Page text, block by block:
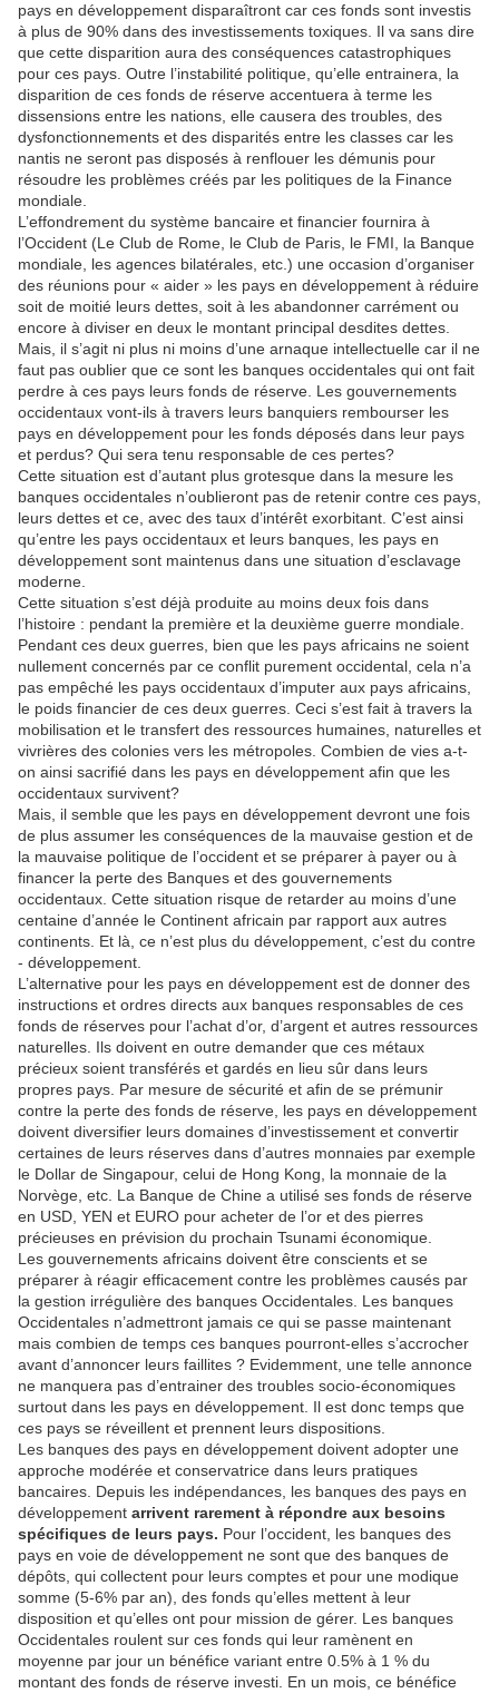
pays en développement disparaîtront car ces fonds sont investis
à plus de 90% dans des investissements toxiques. Il va sans dire
que cette disparition aura des conséquences catastrophiques
pour ces pays. Outre l’instabilité politique, qu’elle entrainera, la
disparition de ces fonds de réserve accentuera à terme les
dissensions entre les nations, elle causera des troubles, des
dysfonctionnements et des disparités entre les classes car les
nantis ne seront pas disposés à renflouer les démunis pour
résoudre les problèmes créés par les politiques de la Finance
mondiale.
L’effondrement du système bancaire et financier fournira à
l’Occident (Le Club de Rome, le Club de Paris, le FMI, la Banque
mondiale, les agences bilatérales, etc.) une occasion d’organiser
des réunions pour « aider » les pays en développement à réduire
soit de moitié leurs dettes, soit à les abandonner carrément ou
encore à diviser en deux le montant principal desdites dettes.
Mais, il s’agit ni plus ni moins d’une arnaque intellectuelle car il ne
faut pas oublier que ce sont les banques occidentales qui ont fait
perdre à ces pays leurs fonds de réserve. Les gouvernements
occidentaux vont-ils à travers leurs banquiers rembourser les
pays en développement pour les fonds déposés dans leur pays
et perdus? Qui sera tenu responsable de ces pertes?
Cette situation est d’autant plus grotesque dans la mesure les
banques occidentales n’oublieront pas de retenir contre ces pays,
leurs dettes et ce, avec des taux d’intérêt exorbitant. C’est ainsi
qu’entre les pays occidentaux et leurs banques, les pays en
développement sont maintenus dans une situation d’esclavage
moderne.
Cette situation s’est déjà produite au moins deux fois dans
l’histoire : pendant la première et la deuxième guerre mondiale.
Pendant ces deux guerres, bien que les pays africains ne soient
nullement concernés par ce conflit purement occidental, cela n’a
pas empêché les pays occidentaux d’imputer aux pays africains,
le poids financier de ces deux guerres. Ceci s’est fait à travers la
mobilisation et le transfert des ressources humaines, naturelles et
vivrières des colonies vers les métropoles. Combien de vies a-t-
on ainsi sacrifié dans les pays en développement afin que les
occidentaux survivent?
Mais, il semble que les pays en développement devront une fois
de plus assumer les conséquences de la mauvaise gestion et de
la mauvaise politique de l’occident et se préparer à payer ou à
financer la perte des Banques et des gouvernements
occidentaux. Cette situation risque de retarder au moins d’une
centaine d’année le Continent africain par rapport aux autres
continents. Et là, ce n’est plus du développement, c’est du contre
- développement.
L’alternative pour les pays en développement est de donner des
instructions et ordres directs aux banques responsables de ces
fonds de réserves pour l’achat d’or, d’argent et autres ressources
naturelles. Ils doivent en outre demander que ces métaux
précieux soient transférés et gardés en lieu sûr dans leurs
propres pays. Par mesure de sécurité et afin de se prémunir
contre la perte des fonds de réserve, les pays en développement
doivent diversifier leurs domaines d’investissement et convertir
certaines de leurs réserves dans d’autres monnaies par exemple
le Dollar de Singapour, celui de Hong Kong, la monnaie de la
Norvège, etc. La Banque de Chine a utilisé ses fonds de réserve
en USD, YEN et EURO pour acheter de l’or et des pierres
précieuses en prévision du prochain Tsunami économique.
Les gouvernements africains doivent être conscients et se
préparer à réagir efficacement contre les problèmes causés par
la gestion irrégulière des banques Occidentales. Les banques
Occidentales n’admettront jamais ce qui se passe maintenant
mais combien de temps ces banques pourront-elles s’accrocher
avant d’annoncer leurs faillites ? Evidemment, une telle annonce
ne manquera pas d’entrainer des troubles socio-économiques
surtout dans les pays en développement. Il est donc temps que
ces pays se réveillent et prennent leurs dispositions.
Les banques des pays en développement doivent adopter une
approche modérée et conservatrice dans leurs pratiques
bancaires. Depuis les indépendances, les banques des pays en
développement arrivent rarement à répondre aux besoins
spécifiques de leurs pays. Pour l’occident, les banques des
pays en voie de développement ne sont que des banques de
dépôts, qui collectent pour leurs comptes et pour une modique
somme (5-6% par an), des fonds qu’elles mettent à leur
disposition et qu’elles ont pour mission de gérer. Les banques
Occidentales roulent sur ces fonds qui leur ramènent en
moyenne par jour un bénéfice variant entre 0.5% à 1 % du
montant des fonds de réserve investi. En un mois, ce bénéfice